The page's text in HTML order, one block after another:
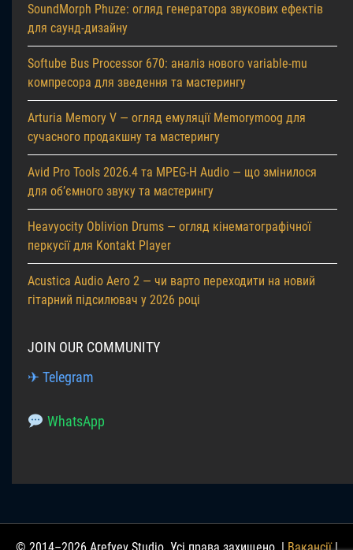
SoundMorph Phuze: огляд генератора звукових ефектів
для саунд-дизайну
Softube Bus Processor 670: аналіз нового variable-mu
компресора для зведення та мастерингу
Arturia Memory V — огляд емуляції Memorymoog для
сучасного продакшну та мастерингу
Avid Pro Tools 2026.4 та MPEG-H Audio — що змінилося
для об’ємного звуку та мастерингу
Heavyocity Oblivion Drums — огляд кінематографічної
перкусії для Kontakt Player
Acustica Audio Aero 2 — чи варто переходити на новий
гітарний підсилювач у 2026 році
JOIN OUR COMMUNITY
✈ Telegram
WhatsApp